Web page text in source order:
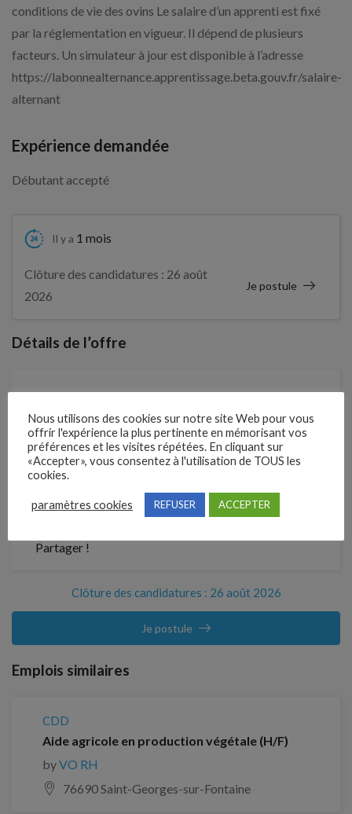
conditions de vie des ovins Le salaire d’un apprenti est fixé
par la réglementation en vigueur. Il dépend de plusieurs
facteurs. Un simulateur à jour est disponible à l’adresse
https://labonnealternance.apprentissage.beta.gouv.fr/salaire-
alternant
Expérience demandée
Débutant accepté
Il y a 1 mois
Clôture des candidatures : 26 août
2026
Je postule
Détails de l’offre
EARL DES CHEVRERIES
Référence
4295274
Partager !
Clôture des candidatures : 26 août 2026
Je postule
Emplois similaires
CDD
Aide agricole en production végétale (H/F)
byVO RH
76690 Saint-Georges-sur-Fontaine
Nous utilisons des cookies sur notre site Web pour vous
offrir l'expérience la plus pertinente en mémorisant vos
préférences et les visites répétées. En cliquant sur
«Accepter», vous consentez à l'utilisation de TOUS les
cookies.
paramètres cookies REFUSER ACCEPTER